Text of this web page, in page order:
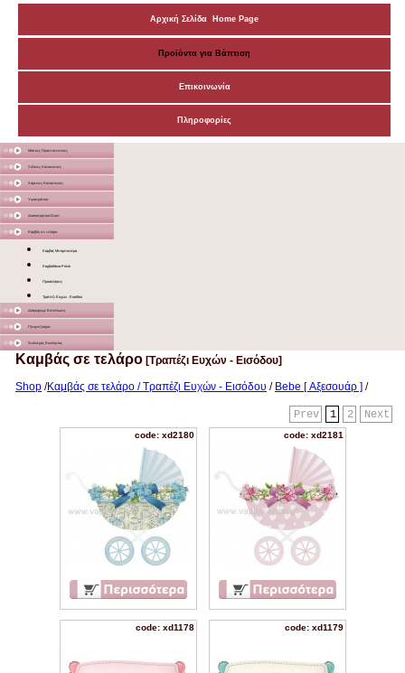
Αρχική Σελίδα Home Page
Προϊόντα για Βάπτιση
Επικοινωνία
Πληροφορίες
Μάσκες Προστατευτικές
Ξύλινες Κατασκευές
Χάρτινες Κατασκευές
Υφασμάτινα
Διακοσμητικά Σταντ
Καμβάς σε τελάρο
Καμβάς Μπομπονιέρα
Καμβαδάκια Ρολόι
Προσκλήσεις
Τραπέζι Ευχών - Εισόδου
Διάφορα με Εκτύπωση
Γλειφιτζούρια
Στολισμός Εκκλησίας
Καμβάς σε τελάρο [Τραπέζι Ευχών - Εισόδου]
Shop /Καμβάς σε τελάρο / Τραπέζι Ευχών - Εισόδου / Bebe [ Αξεσουάρ ] /
Next
2
1
Prev
code: xd2180 code: xd2181
code: xd1178 code: xd1179